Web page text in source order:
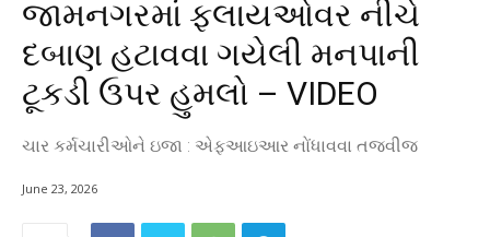
જામનગરમાં ફ્લાયઓવર નીચે
દબાણ હટાવવા ગયેલી મનપાની
ટૂકડી ઉપર હુમલો – VIDEO
ચાર કર્મચારીઓને ઇજા : એફઆઇઆર નોંધાવવા તજવીજ
June 23, 2026